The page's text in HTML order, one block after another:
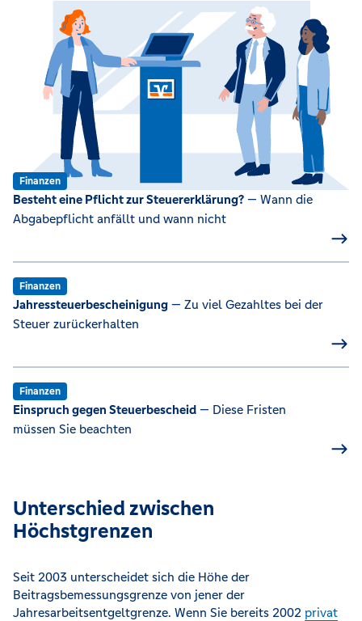
Finanzen
Besteht eine Pflicht zur Steuererklärung? — Wann die
Abgabepflicht anfällt und wann nicht
Finanzen
Jahressteuerbescheinigung — Zu viel Gezahltes bei der
Steuer zurückerhalten
Finanzen
Einspruch gegen Steuerbescheid — Diese Fristen
müssen Sie beachten
Unterschied zwischen
Höchstgrenzen
Seit 2003 unterscheidet sich die Höhe der
Beitragsbemessungsgrenze von jener der
Jahresarbeitsentgeltgrenze. Wenn Sie bereits 2002 privat